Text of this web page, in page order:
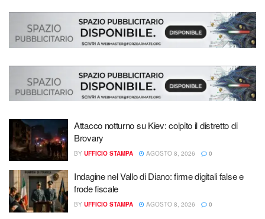
Attacco notturno su Kiev: colpito il distretto di
Brovary
BY UFFICIO STAMPA AGOSTO 8, 2026 0
Indagine nel Vallo di Diano: firme digitali false e
frode fiscale
BY UFFICIO STAMPA AGOSTO 8, 2026 0